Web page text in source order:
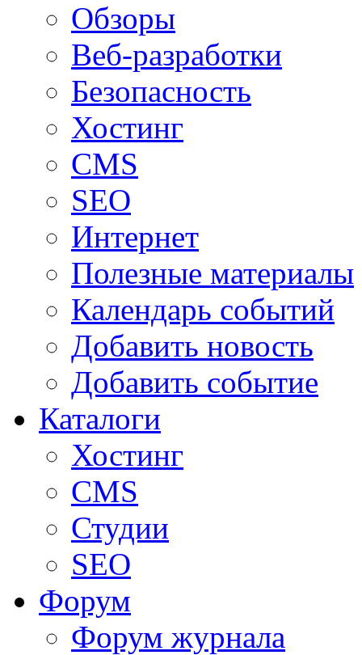
Обзоры
Веб-разработки
Безопасность
Хостинг
CMS
SEO
Интернет
Полезные материалы
Календарь событий
Добавить новость
Добавить событие
Каталоги
Хостинг
CMS
Студии
SEO
Форум
Форум журнала